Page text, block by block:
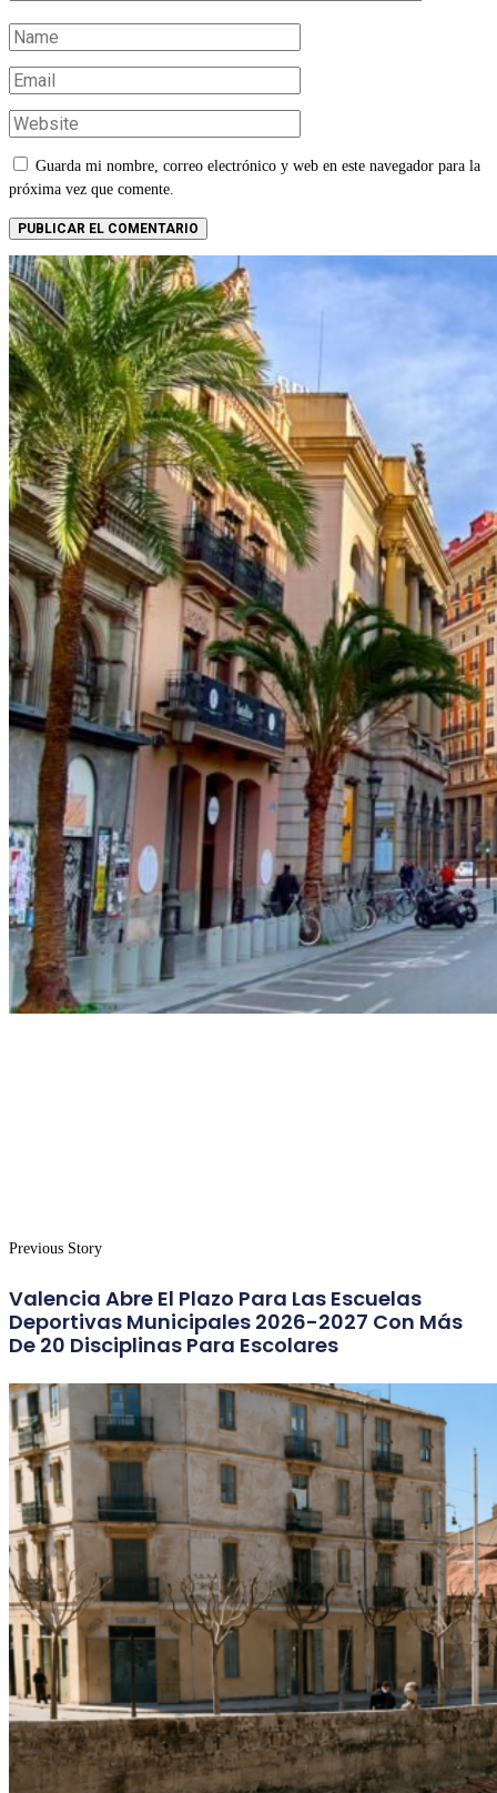
Guarda mi nombre, correo electrónico y web en este navegador para la
próxima vez que comente.
Previous Story
Valencia Abre El Plazo Para Las Escuelas
Deportivas Municipales 2026-2027 Con Más
De 20 Disciplinas Para Escolares